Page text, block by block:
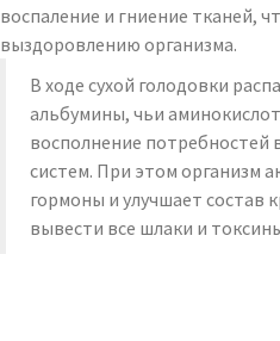
воспаление и гниение тканей,
выздоровлению организма.
В ходе сухой голодовки
альбумины, чьи
восполнение потребностей
систем. При этом организм
гормоны и улучшает состав
вывести все шлаки и